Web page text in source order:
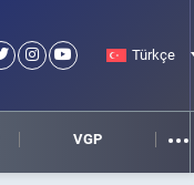
Türkçe
VGP